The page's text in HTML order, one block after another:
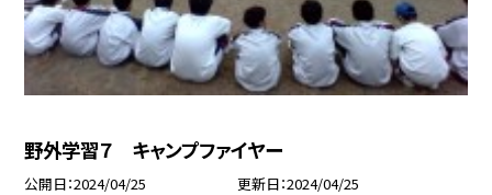
野外学習７ キャンプファイヤー
公開日 2024/04/25 更新日 2024/04/25